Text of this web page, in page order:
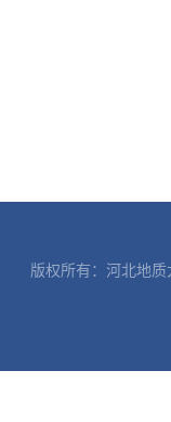
版权所有：河北地